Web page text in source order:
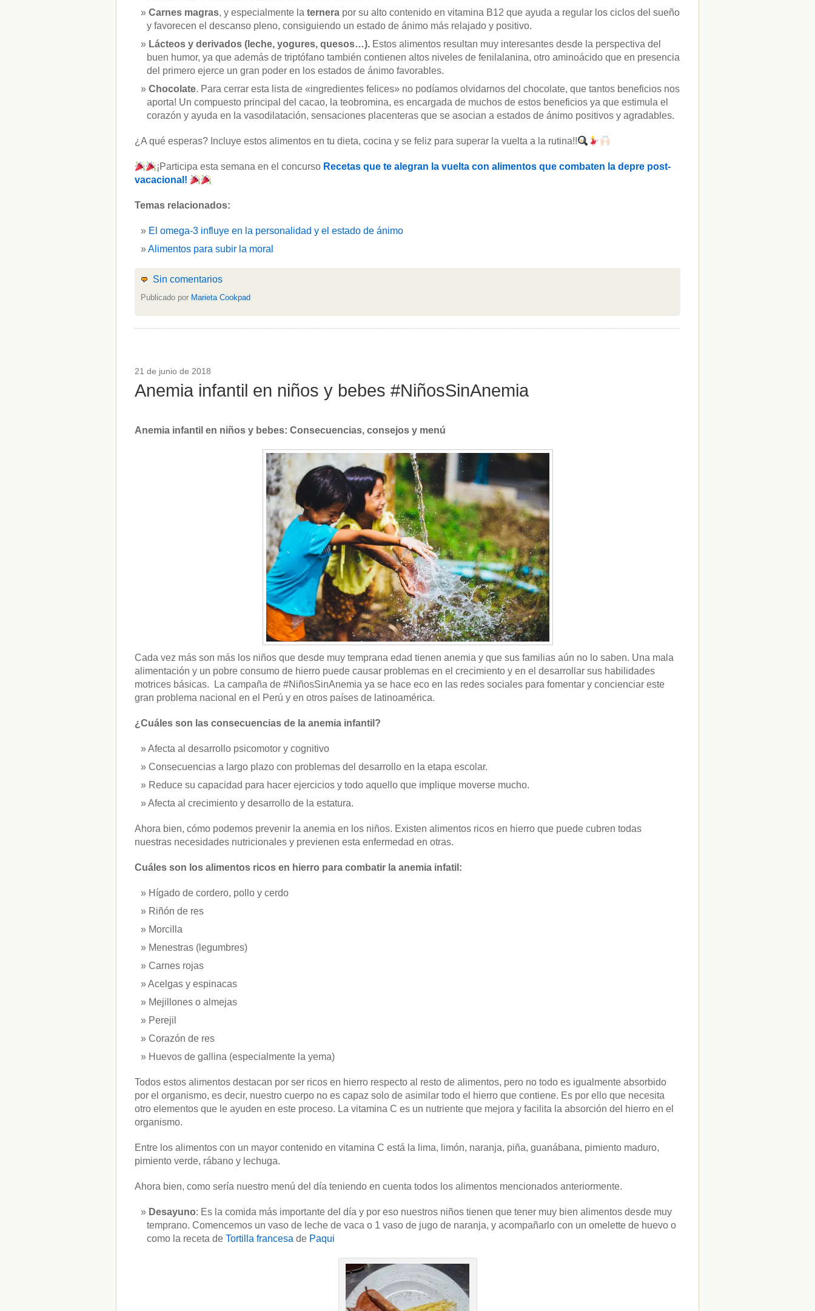
" ALT="RSS" /> SUSCRÍBETE
Carnes magras, y especialmente la ternera por su alto contenido en vitamina B12 que ayuda a regular los ciclos del sueño
y favorecen el descanso pleno, consiguiendo un estado de ánimo más relajado y positivo.
Lácteos y derivados (leche, yogures, quesos…). Estos alimentos resultan muy interesantes desde la perspectiva del
buen humor, ya que además de triptófano también contienen altos niveles de fenilalanina, otro aminoácido que en presencia
del primero ejerce un gran poder en los estados de ánimo favorables.
Chocolate. Para cerrar esta lista de «ingredientes felices» no podíamos olvidarnos del chocolate, que tantos beneficios nos
aporta! Un compuesto principal del cacao, la teobromina, es encargada de muchos de estos beneficios ya que estimula el
corazón y ayuda en la vasodilatación, sensaciones placenteras que se asocian a estados de ánimo positivos y agradables.
¿A qué esperas? Incluye estos alimentos en tu dieta, cocina y se feliz para superar la vuelta a la rutina!!
¡Participa esta semana en el concurso Recetas que te alegran la vuelta con alimentos que combaten la depre post-
vacacional!
Temas relacionados:
El omega-3 influye en la personalidad y el estado de ánimo
Alimentos para subir la moral
Sin comentarios
Publicado por Marieta Cookpad
21 de junio de 2018
Anemia infantil en niños y bebes #NiñosSinAnemia
Anemia infantil en niños y bebes: Consecuencias, consejos y menú
Cada vez más son más los niños que desde muy temprana edad tienen anemia y que sus familias aún no lo saben. Una mala
alimentación y un pobre consumo de hierro puede causar problemas en el crecimiento y en el desarrollar sus habilidades
motrices básicas. La campaña de #NiñosSinAnemia ya se hace eco en las redes sociales para fomentar y concienciar este
gran problema nacional en el Perú y en otros países de latinoamérica.
¿Cuáles son las consecuencias de la anemia infantil?
Afecta al desarrollo psicomotor y cognitivo
Consecuencias a largo plazo con problemas del desarrollo en la etapa escolar.
Reduce su capacidad para hacer ejercicios y todo aquello que implique moverse mucho.
Afecta al crecimiento y desarrollo de la estatura.
Ahora bien, cómo podemos prevenir la anemia en los niños. Existen alimentos ricos en hierro que puede cubren todas
nuestras necesidades nutricionales y previenen esta enfermedad en otras.
Cuáles son los alimentos ricos en hierro para combatir la anemia infatil:
Hígado de cordero, pollo y cerdo
Riñón de res
Morcilla
Menestras (legumbres)
Carnes rojas
Acelgas y espinacas
Mejillones o almejas
Perejil
Corazón de res
Huevos de gallina (especialmente la yema)
Todos estos alimentos destacan por ser ricos en hierro respecto al resto de alimentos, pero no todo es igualmente absorbido
por el organismo, es decir, nuestro cuerpo no es capaz solo de asimilar todo el hierro que contiene. Es por ello que necesita
otro elementos que le ayuden en este proceso. La vitamina C es un nutriente que mejora y facilita la absorción del hierro en el
organismo.
Entre los alimentos con un mayor contenido en vitamina C está la lima, limón, naranja, piña, guanábana, pimiento maduro,
pimiento verde, rábano y lechuga.
Ahora bien, como sería nuestro menú del día teniendo en cuenta todos los alimentos mencionados anteriormente.
Desayuno: Es la comida más importante del día y por eso nuestros niños tienen que tener muy bien alimentos desde muy
temprano. Comencemos un vaso de leche de vaca o 1 vaso de jugo de naranja, y acompañarlo con un omelette de huevo o
como la receta de Tortilla francesa de Paqui